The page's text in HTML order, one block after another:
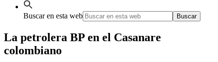
Buscar en esta web
La petrolera BP en el Casanare
colombiano